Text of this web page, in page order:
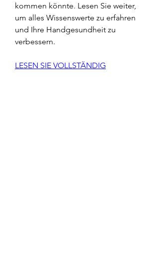
kommen könnte. Lesen Sie weiter,
um alles Wissenswerte zu erfahren
und Ihre Handgesundheit zu
verbessern.
LESEN SIE VOLLSTÄNDIG